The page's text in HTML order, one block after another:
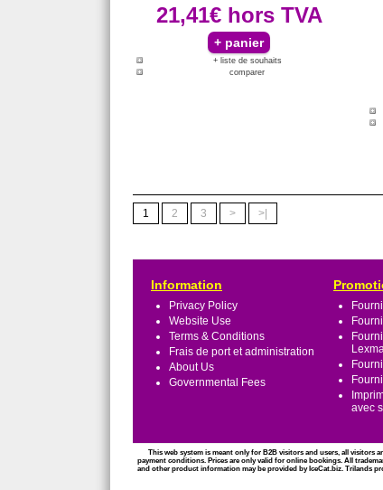
21,41€ hors TVA
+ liste de souhaits
comparer
1 2 3 > >|
Information
Privacy Policy
Website Use
Terms & Conditions
Frais de port et administration
About Us
Governmental Fees
avec
This web system is meant only for B2B visitors and users, all visitors
payment conditions. Prices are only valid for online bookings. All
and other product information may be provided by IceCat.biz. Trilands